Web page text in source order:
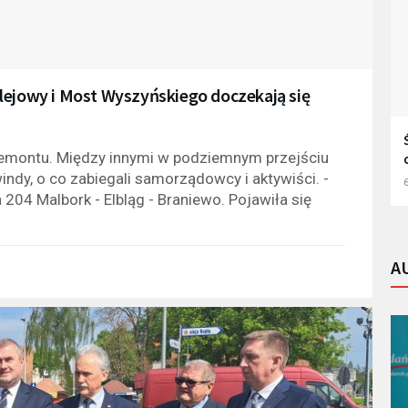
i Most Wyszyńskiego doczekają się
Między innymi w podziemnym przejściu
o co zabiegali samorządowcy i aktywiści. -
Malbork - Elbląg - Braniewo. Pojawiła się